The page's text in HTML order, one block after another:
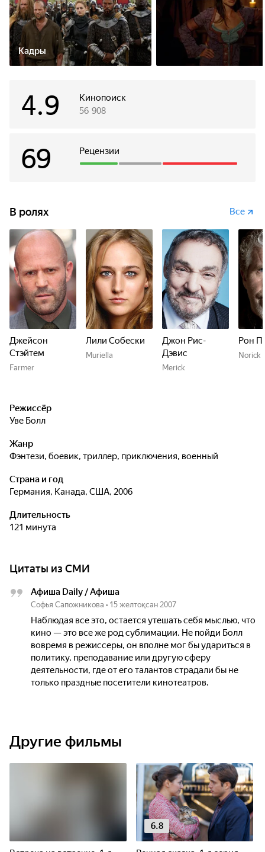
Кадры
Кинопоиск
4.9 56 908
Рецензии
69
В ролях Все
Джейсон
Стэйтем
Farmer
Лили Собески
Muriella
Джон Рис-
Дэвис
Merick
Рон
Norick
Режиссёр
Уве Болл
Жанр
фэнтези, боевик, триллер, приключения, военный
Страна и год
Германия, Канада, США, 2006
Длительность
121 минута
Цитаты из СМИ
Афиша Daily / Афиша
Софья Сапожникова • 15 желтоқсан 2007
Наблюдая все это, остается утешать себя мыслью, что
кино — это все же род сублимации. Не пойди Болл
вовремя в режиссеры, он вполне мог бы удариться в
политику, преподавание или другую сферу
деятельности, где от его талантов страдали бы не
только праздные посетители кинотеатров.
Другие фильмы
6.8